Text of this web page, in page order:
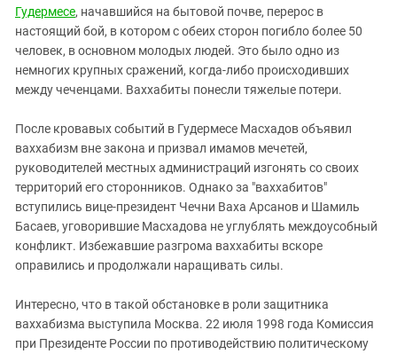
Гудермесе, начавшийся на бытовой почве, перерос в
настоящий бой, в котором с обеих сторон погибло более 50
человек, в основном молодых людей. Это было одно из
немногих крупных сражений, когда-либо происходивших
между чеченцами. Ваххабиты понесли тяжелые потери.
После кровавых событий в Гудермесе Масхадов объявил
ваххабизм вне закона и призвал имамов мечетей,
руководителей местных администраций изгонять со своих
территорий его сторонников. Однако за "ваххабитов"
вступились вице-президент Чечни Ваха Арсанов и Шамиль
Басаев, уговорившие Масхадова не углублять междоусобный
конфликт. Избежавшие разгрома ваххабиты вскоре
оправились и продолжали наращивать силы.
Интересно, что в такой обстановке в роли защитника
ваххабизма выступила Москва. 22 июля 1998 года Комиссия
при Президенте России по противодействию политическому